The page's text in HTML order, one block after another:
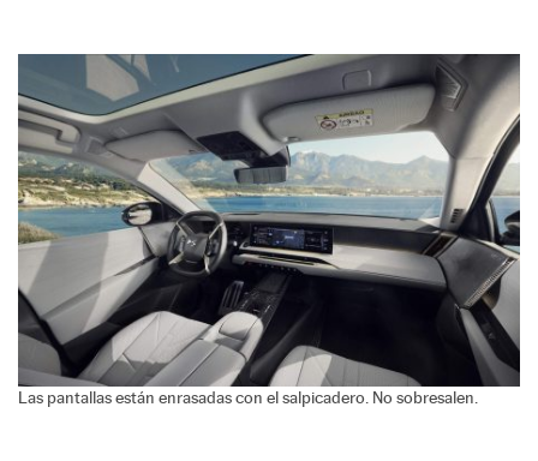
Las pantallas están enrasadas con el salpicadero. No sobresalen.